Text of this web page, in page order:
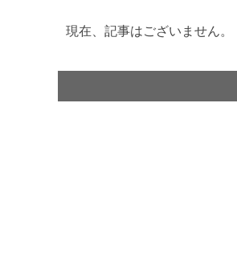
現在、記事はございません。